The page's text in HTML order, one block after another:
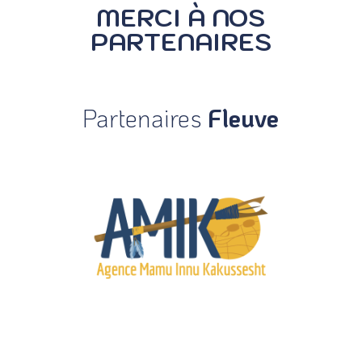
MERCI À NOS
PARTENAIRES
Partenaires Fleuve